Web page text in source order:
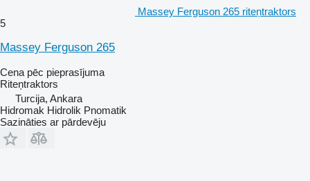
Massey Ferguson 265 riteņtraktors
5
Massey Ferguson 265
Cena pēc pieprasījuma
Riteņtraktors
Turcija, Ankara
Hidromak Hidrolik Pnomatik
Sazināties ar pārdevēju